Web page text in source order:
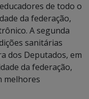
de todo o
da federação,
A segunda
sanitárias
dos Deputados, em
da federação,
melhores